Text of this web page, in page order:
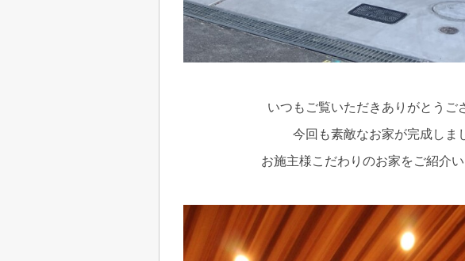
いつもご覧いただきありがとうご
今回も素敵なお家が完成し
お施主様こだわりのお家をご紹介い